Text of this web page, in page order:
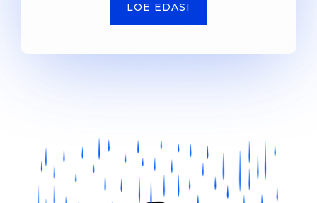
LOE EDASI